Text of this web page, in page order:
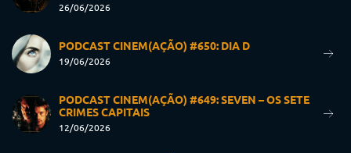
26/06/2026
PODCAST CINEM(AÇÃO) #650: DIA D
19/06/2026
PODCAST CINEM(AÇÃO) #649: SEVEN – OS SETE
CRIMES CAPITAIS
12/06/2026